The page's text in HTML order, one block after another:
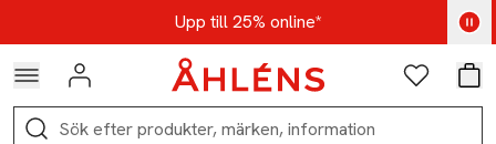
Hoppa till navigationsmenynUpp till 25% online*
Kod: AUG25 - Shoppa nu
Logga in Favoriter
Sök